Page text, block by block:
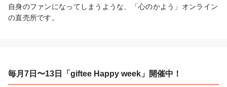
自身のファンになってしまうような、「心のかよう」オンライン
の直売所です。
毎月7日〜13日「giftee Happy week」開催中！